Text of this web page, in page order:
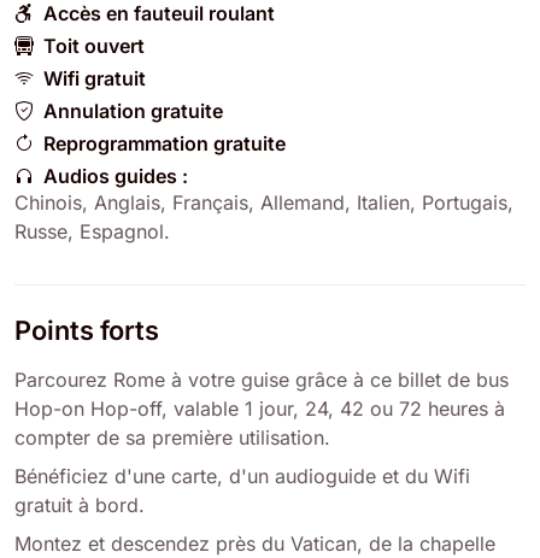
Accès en fauteuil roulant
Toit ouvert
Wifi gratuit
Annulation gratuite
Reprogrammation gratuite
Audios guides :
Chinois, Anglais, Français, Allemand, Italien, Portugais,
Russe, Espagnol.
Points forts
Parcourez Rome à votre guise grâce à ce billet de bus
Hop-on Hop-off, valable 1 jour, 24, 42 ou 72 heures à
compter de sa première utilisation.
Bénéficiez d'une carte, d'un audioguide et du Wifi
gratuit à bord.
Montez et descendez près du Vatican, de la chapelle